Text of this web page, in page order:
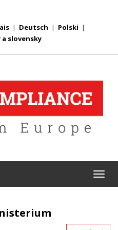
| Deutsch | Polski |
a slovensky